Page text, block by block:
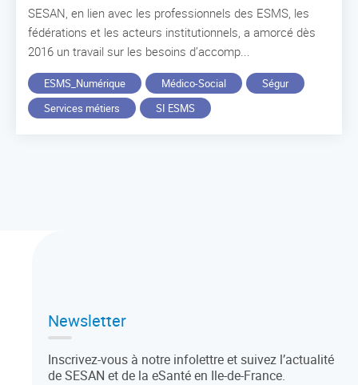
SESAN, en lien avec les professionnels des ESMS, les
fédérations et les acteurs institutionnels, a amorcé dès
2016 un travail sur les besoins d’accomp...
ESMS_Numérique Médico-Social
Ségur
Services métiers
SI ESMS
Newsletter
Inscrivez-vous à notre infolettre et suivez l’actualité
de SESAN et de la eSanté en Ile-de-France.